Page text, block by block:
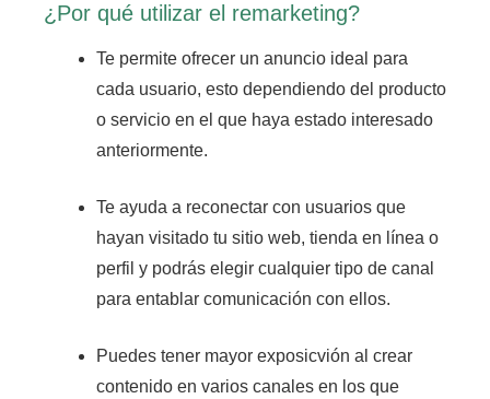
¿Por qué utilizar el remarketing?
Te permite ofrecer un anuncio ideal para
cada usuario, esto dependiendo del producto
o servicio en el que haya estado interesado
anteriormente.
Te ayuda a reconectar con usuarios que
hayan visitado tu sitio web, tienda en línea o
perfil y podrás elegir cualquier tipo de canal
para entablar comunicación con ellos.
Puedes tener mayor exposicvión al crear
contenido en varios canales en los que